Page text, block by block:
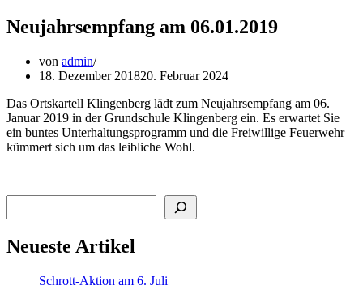
Neujahrsempfang am 06.01.2019
von admin
18. Dezember 201820. Februar 2024
Das Ortskartell Klingenberg lädt zum Neujahrsempfang am 06.
Januar 2019 in der Grundschule Klingenberg ein. Es erwartet Sie
ein buntes Unterhaltungsprogramm und die Freiwillige Feuerwehr
kümmert sich um das leibliche Wohl.
Neueste Artikel
Schrott-Aktion am 6. Juli